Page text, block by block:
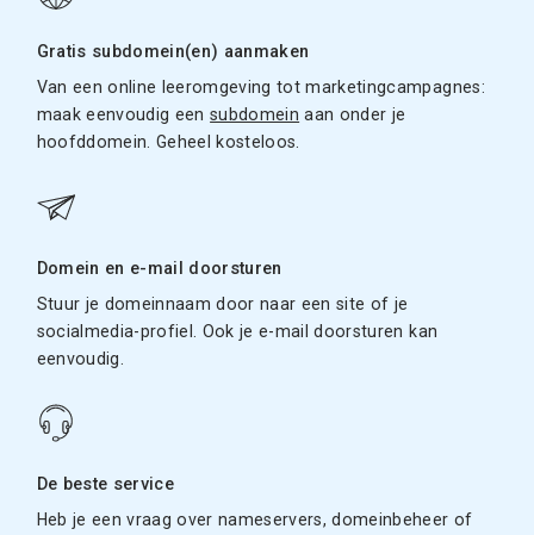
Gratis subdomein(en) aanmaken
Van een online leeromgeving tot marketingcampagnes:
maak eenvoudig eensubdomein aan onder je
hoofddomein. Geheel kosteloos.
Domein en e-mail doorsturen
Stuur je domeinnaam door naar een site of je
socialmedia-profiel. Ook je e-mail doorsturen kan
eenvoudig.
De beste service
Heb je een vraag over nameservers, domeinbeheer of